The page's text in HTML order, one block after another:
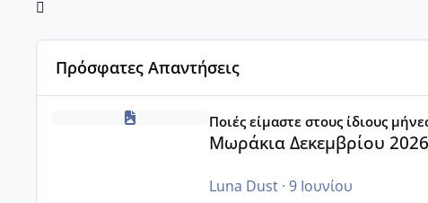
Πρόσφατες Απαντήσεις
Μωράκια Δεκεμβρίου 2026
Ποιές είμαστε στους ίδιους
Μωράκια Δεκεμβρίου 2026
Luna Dust· 9 Ιουνίου